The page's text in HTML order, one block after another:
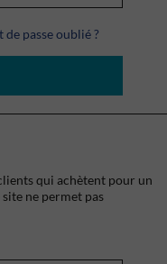
de passe oublié ?
qui achètent pour un
ne permet pas